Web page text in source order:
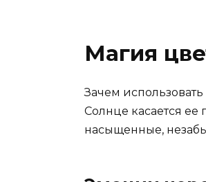
Магия
Зачем использовать
Солнце касается
насыщенные,